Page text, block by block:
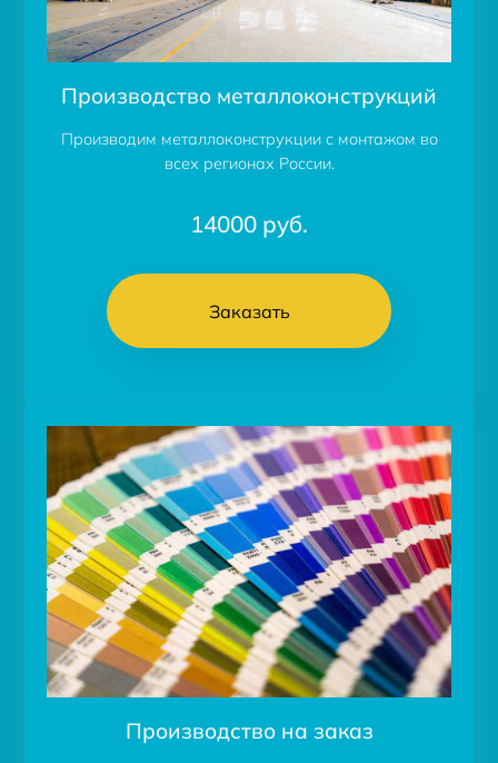
Производство металлоконструкций
Производим металлоконструкции с монтажом во
всех регионах России.
14000 руб.
Заказать
Производство на заказ